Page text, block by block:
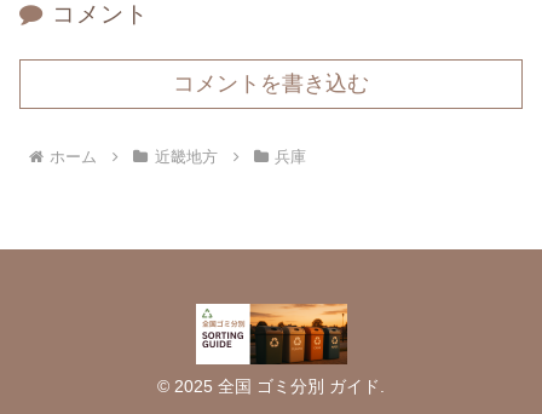
コメント
コメントを書き込む
ホーム 近畿地方 兵庫
© 2025 全国 ゴミ分別 ガイド.